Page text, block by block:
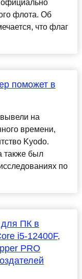
официально
флота. Об
что флаг
поможет в
на
времени,
Kyodo.
также был
по
ПК в
i5-12400F,
PRO